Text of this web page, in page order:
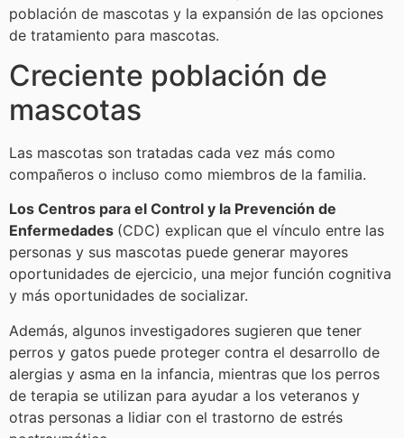
población de mascotas y la expansión de las opciones
de tratamiento para mascotas.
Creciente población de
mascotas
Las mascotas son tratadas cada vez más como
compañeros o incluso como miembros de la familia.
Los Centros para el Control y la Prevención de
Enfermedades (CDC) explican que el vínculo entre las
personas y sus mascotas puede generar mayores
oportunidades de ejercicio, una mejor función cognitiva
y más oportunidades de socializar.
Además, algunos investigadores sugieren que tener
perros y gatos puede proteger contra el desarrollo de
alergias y asma en la infancia, mientras que los perros
de terapia se utilizan para ayudar a los veteranos y
otras personas a lidiar con el trastorno de estrés